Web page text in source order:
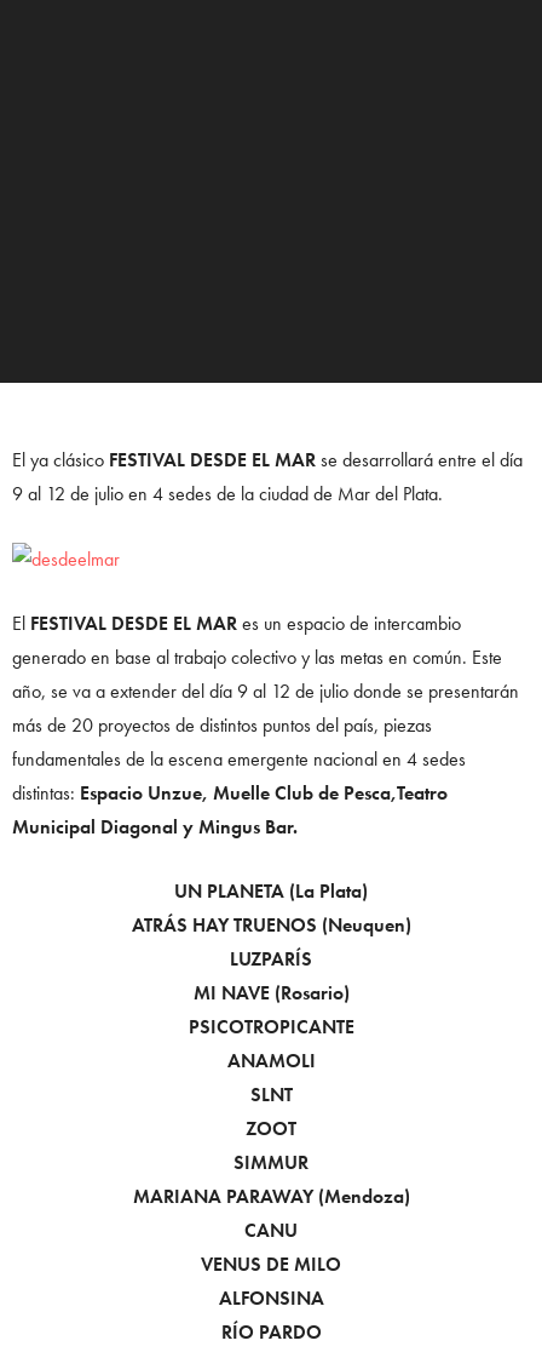
El ya clásico FESTIVAL DESDE EL MARse desarrollará entre el día
9 al 12 de julio en 4 sedes de la ciudad de Mar del Plata.
El FESTIVAL DESDE EL MARes un espacio de intercambio
generado en base al trabajo colectivo y las metas en común. Este
año, se va a extender del día 9 al 12 de julio donde se presentarán
más de 20 proyectos de distintos puntos del país, piezas
fundamentales de la escena emergente nacional en 4 sedes
distintas: Espacio Unzue, Muelle Club de Pesca,Teatro
Municipal Diagonal y Mingus Bar.
UN PLANETA (La Plata)
ATRÁS HAY TRUENOS (Neuquen)
LUZPARÍS
MI NAVE (Rosario)
PSICOTROPICANTE
ANAMOLI
SLNT
ZOOT
SIMMUR
MARIANA PARAWAY (Mendoza)
CANU
VENUS DE MILO
ALFONSINA
RÍO PARDO